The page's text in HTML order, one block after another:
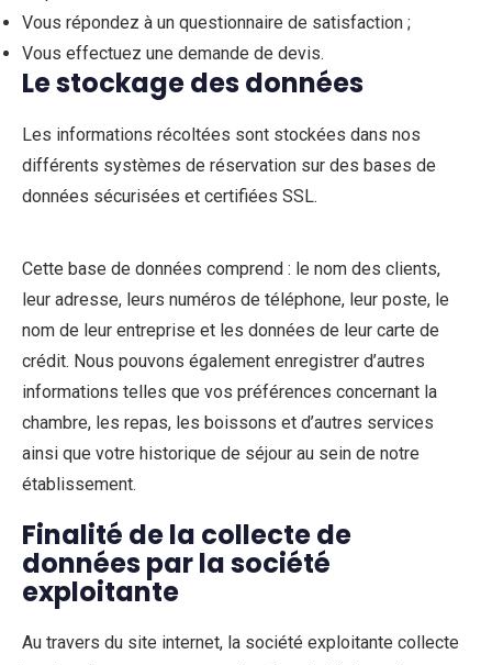
Vous répondez à un questionnaire de satisfaction ;
Vous effectuez une demande de devis.
Le stockage des données
Les informations récoltées sont stockées dans nos
différents systèmes de réservation sur des bases de
données sécurisées et certifiées SSL.
Cette base de données comprend : le nom des clients,
leur adresse, leurs numéros de téléphone, leur poste, le
nom de leur entreprise et les données de leur carte de
crédit. Nous pouvons également enregistrer d’autres
informations telles que vos préférences concernant la
chambre, les repas, les boissons et d’autres services
ainsi que votre historique de séjour au sein de notre
établissement.
Finalité de la collecte de
données par la société
exploitante
Au travers du site internet, la société exploitante collecte